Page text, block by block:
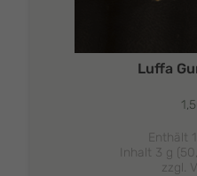
Luffa
Enthält
Inhalt 3 g (
zzgl.